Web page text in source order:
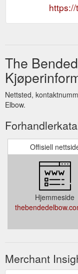
The
Nettsted,
Elbow.
Offisiell
Hjemmeside
Merchant